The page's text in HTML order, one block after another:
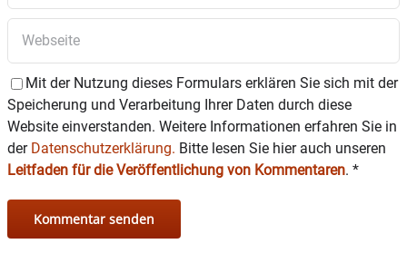
Mit der Nutzung dieses Formulars erklären Sie sich mit der
Speicherung und Verarbeitung Ihrer Daten durch diese
Website einverstanden. Weitere Informationen erfahren Sie in
der Datenschutzerklärung. Bitte lesen Sie hier auch unseren
Leitfaden für die Veröffentlichung von Kommentaren. *